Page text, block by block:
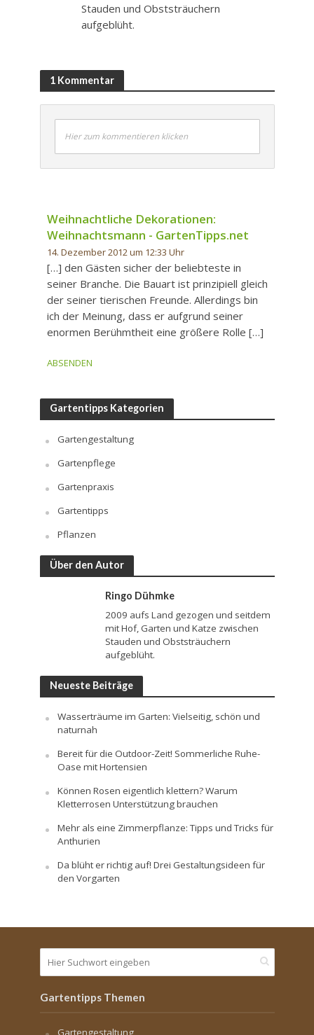
Stauden und Obststräuchern
aufgeblüht.
1 Kommentar
Hier zum kommentieren klicken
Weihnachtliche Dekorationen:
Weihnachtsmann - GartenTipps.net
14. Dezember 2012 um 12:33 Uhr
[…] den Gästen sicher der beliebteste in
seiner Branche. Die Bauart ist prinzipiell gleich
der seiner tierischen Freunde. Allerdings bin
ich der Meinung, dass er aufgrund seiner
enormen Berühmtheit eine größere Rolle […]
ABSENDEN
Gartentipps Kategorien
Gartengestaltung
Gartenpflege
Gartenpraxis
Gartentipps
Pflanzen
Über den Autor
Ringo Dühmke
2009 aufs Land gezogen und seitdem
mit Hof, Garten und Katze zwischen
Stauden und Obststräuchern
aufgeblüht.
Neueste Beiträge
Wasserträume im Garten: Vielseitig, schön und
naturnah
Bereit für die Outdoor-Zeit! Sommerliche Ruhe-
Oase mit Hortensien
Können Rosen eigentlich klettern? Warum
Kletterrosen Unterstützung brauchen
Mehr als eine Zimmerpflanze: Tipps und Tricks für
Anthurien
Da blüht er richtig auf! Drei Gestaltungsideen für
den Vorgarten
Gartentipps Themen
Gartengestaltung